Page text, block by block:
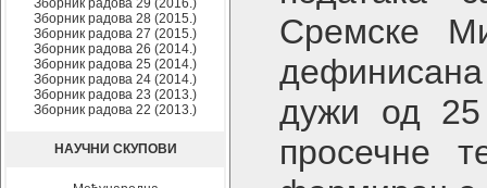
Зборник радова 29 (2016.)
Зборник радова 28 (2015.)
Зборник радова 27 (2015.)
Зборник радова 26 (2014.)
Зборник радова 25 (2014.)
Зборник радова 24 (2014.)
Зборник радова 23 (2013.)
Зборник радова 22 (2013.)
НАУЧНИ СКУПОВИ
Сремске
дужи од
просечне